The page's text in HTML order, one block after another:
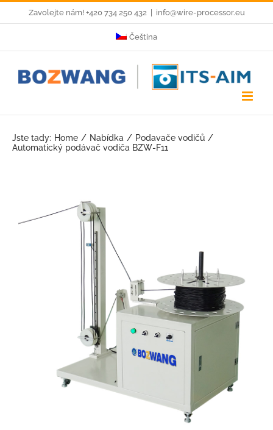
content
Zavolejte nám! +420 734 250 432 info@wire-processor.eu
Čeština
Jste tady: Home Nabídka
Podavače vodičů
Automatický podávač vodiča BZW-F11